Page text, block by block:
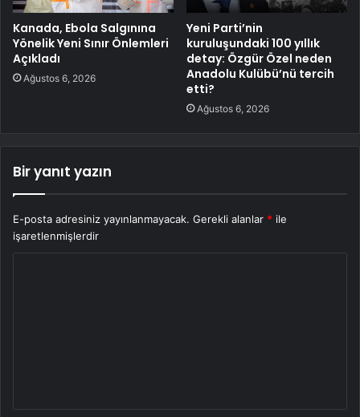
Kanada, Ebola Salgınına
Yönelik Yeni Sınır Önlemleri
Açıkladı
Ağustos 6, 2026
Yeni Parti’nin
kuruluşundaki 100 yıllık
detay: Özgür Özel neden
Anadolu Kulübü’nü tercih
etti?
Ağustos 6, 2026
Bir yanıt yazın
E-posta adresiniz yayınlanmayacak. Gerekli alanlar * ile
işaretlenmişlerdir